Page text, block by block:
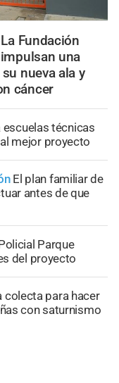
La Fundación
una
nueva ala y
cáncer
escuelas técnicas
mejor proyecto
El plan familiar de
antes de que
Parque
del proyecto
colecta para hacer
con saturnismo